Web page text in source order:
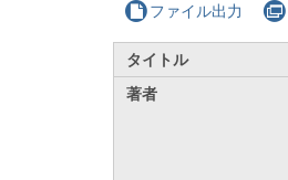
ファイル出力
タイトル
著者